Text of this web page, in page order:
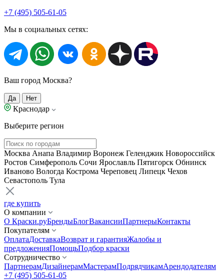
+7 (495) 505-61-05
Мы в социальных сетях:
Ваш город Москва?
Да Нет
Краснодар
Выберите регион
Москва Анапа Владимир Воронеж Геленджик Новороссийск
Ростов Симферополь Сочи Ярославль Пятигорск Обнинск
Иваново Вологда Кострома Череповец Липецк Чехов
Севастополь Тула
где купить
О компании
О Краски.руБрендыБлогВакансииПартнерыКонтакты
Покупателям
ОплатаДоставкаВозврат и гарантияЖалобы и
предложенияПомощьПодбор краски
Сотрудничество
ПартнерамДизайнерамМастерамПодрядчикамАрендодателям
+7 (495) 505-61-05